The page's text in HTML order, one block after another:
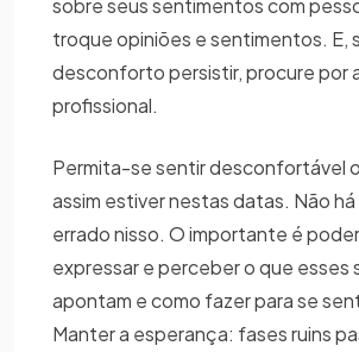
sobre seus sentimentos com
troque opiniões e sentimentos. E,
desconforto persistir, procure por
profissional.
Permita-se sentir desconfortável
assim estiver nestas datas. Não
errado nisso. O importante é
expressar e perceber o que esses
apontam e como fazer para se
Manter a esperança: fases ruins